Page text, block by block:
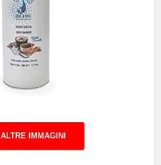
ALTRE IMMAGINI